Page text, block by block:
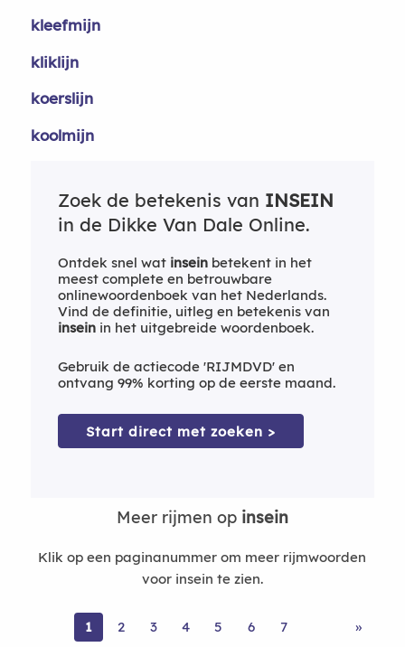
kleefmijn
kliklijn
koerslijn
koolmijn
Zoek de betekenis van INSEIN
in de Dikke Van Dale Online.
Ontdek snel wat inseinbetekent in het
meest complete en betrouwbare
onlinewoordenboek van het Nederlands.
Vind de definitie, uitleg en betekenis van
inseinin het uitgebreide woordenboek.
Gebruik de actiecode 'RIJMDVD' en
ontvang 99% korting op de eerste maand.
Start direct met zoeken >
Meer rijmen op insein
Klik op een paginanummer om meer rijmwoorden
voor insein te zien.
1 2 3 4 5 6 7 »